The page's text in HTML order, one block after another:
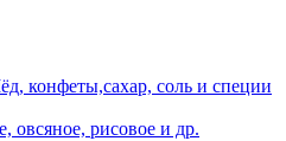
конфеты,сахар, соль и специи
овсяное, рисовое и др.